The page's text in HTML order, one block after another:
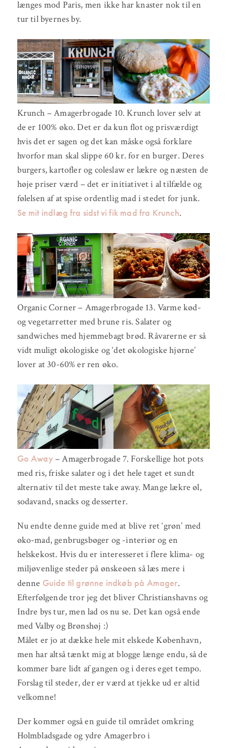
længes mod Paris, men ikke har knaster nok til en
tur til byernes by.
Krunch – Amagerbrogade 10. Krunch lover selv at
de er 100% øko. Det er da kun flot og prisværdigt
hvis det er sagen og det kan måske også forklare
hvorfor man skal slippe 60 kr. for en burger. Deres
burgers, kartofler og coleslaw er lækre og næsten de
høje priser værd – det er initiativet i al tilfælde og
følelsen af at spise ordentlig mad i stedet for junk.
Se mit indlæg fra sidst vi fik mad fra Krunch.
Organic Corner – Amagerbrogade 13. Varme kød-
og vegetarretter med brune ris. Salater og
sandwiches med hjemmebagt brød. Råvarerne er så
vidt muligt økologiske og ‘det økologiske hjørne’
lover at 30-60% er ren øko.
Go Away– Amagerbrogade 7. Forskellige hot pots
med ris, friske salater og i det hele taget et sundt
alternativ til det meste take away. Mange lækre øl,
sodavand, snacks og desserter.
Nu endte denne guide med at blive ret ‘grøn’ med
øko-mad, genbrugsbøger og -interiør og en
helskekost. Hvis du er interesseret i flere klima- og
miljøvenlige steder på ønskeøen så læs mere i
denne Guide til grønne indkøb på Amager.
Efterfølgende tror jeg det bliver Christianshavns og
Indre bys tur, men lad os nu se. Det kan også ende
med Valby og Brønshøj :)
Målet er jo at dække hele mit elskede København,
men har altså tænkt mig at blogge længe endu, så de
kommer bare lidt af gangen og i deres eget tempo.
Forslag til steder, der er værd at tjekke ud er altid
velkomne!
Der kommer også en guide til området omkring
Holmbladsgade og ydre Amagerbro i